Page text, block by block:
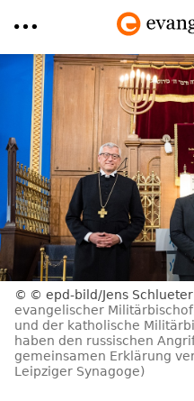
Direkt
zum
Inhalt
© epd-bild/Jens Schlueter
evangelischer
und der katholische
haben den russischen
gemeinsamen Erklärung
Leipziger Synagoge)